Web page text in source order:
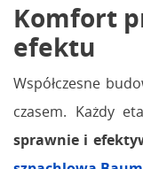
Komfort
efektu
Współczesne
czasem. Każdy
sprawnie i